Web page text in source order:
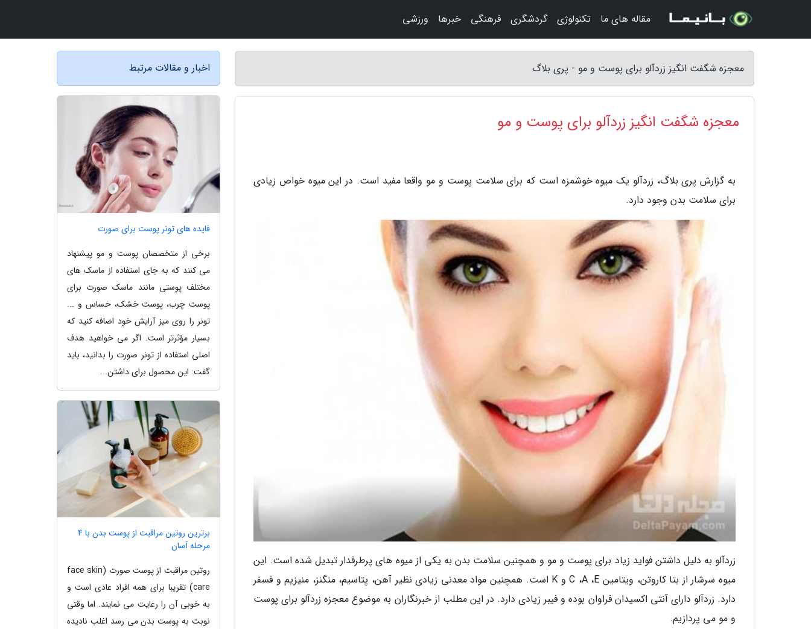
معجزه شگفت انگیز زردآلو برای پوست و مو - پری بلاگ
معجزه شگفت انگیز زردآلو برای پوست و مو
به گزارش پری بلاگ، زردآلو یک میوه خوشمزه است که برای سلامت پوست و مو واقعا مفید است. در این میوه خواص زیادی
برای سلامت بدن وجود دارد.
زردآلو به دلیل داشتن فواید زیاد برای پوست و مو و همچنین سلامت بدن به یکی از میوه های پرطرفدار تبدیل شده است. این
میوه سرشار از بتا کاروتن، ویتامین C ،A ،E و K است. همچنین مواد معدنی زیادی نظیر آهن، پتاسیم، منگنز، منیزیم و فسفر
دارد. زردآلو دارای آنتی اکسیدان فراوان بوده و فیبر زیادی دارد. در این مطلب از خبرنگاران به موضوع معجزه زردآلو برای پوست
و مو می پردازیم.
اخبار و مقالات مرتبط
فایده های تونر پوست برای صورت
برخی از متخصصان پوست و مو پیشنهاد
می کنند که به جای استفاده از ماسک های
مختلف پوستی مانند ماسک صورت برای
پوست چرب، پوست خشک، حساس و ...
تونر را روی میز آرایش خود اضافه کنید که
بسیار مؤثرتر است. اگر می خواهید هدف
اصلی استفاده از تونر صورت را بدانید، باید
گفت: این محصول برای داشتن...
برترین روتین مراقبت از پوست بدن با 4
مرحله آسان
روتین مراقبت از پوست صورت (face skin
care) تقریبا برای همه افراد عادی است و
به خوبی آن را رعایت می نمایند. اما وقتی
نوبت به پوست بدن می رسد اغلب نادیده
مقاله های ما تکنولوژی گردشگری فرهنگی خبرها ورزشی